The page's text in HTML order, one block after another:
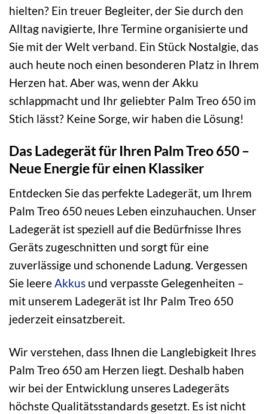
hielten? Ein treuer Begleiter, der Sie durch den
Alltag navigierte, Ihre Termine organisierte und
Sie mit der Welt verband. Ein Stück Nostalgie, das
auch heute noch einen besonderen Platz in Ihrem
Herzen hat. Aber was, wenn der Akku
schlappmacht und Ihr geliebter Palm Treo 650 im
Stich lässt? Keine Sorge, wir haben die Lösung!
Das Ladegerät für Ihren Palm Treo 650 –
Neue Energie für einen Klassiker
Entdecken Sie das perfekte Ladegerät, um Ihrem
Palm Treo 650 neues Leben einzuhauchen. Unser
Ladegerät ist speziell auf die Bedürfnisse Ihres
Geräts zugeschnitten und sorgt für eine
zuverlässige und schonende Ladung. Vergessen
Sie leereAkkus und verpasste Gelegenheiten –
mit unserem Ladegerät ist Ihr Palm Treo 650
jederzeit einsatzbereit.
Wir verstehen, dass Ihnen die Langlebigkeit Ihres
Palm Treo 650 am Herzen liegt. Deshalb haben
wir bei der Entwicklung unseres Ladegeräts
höchste Qualitätsstandards gesetzt. Es ist nicht